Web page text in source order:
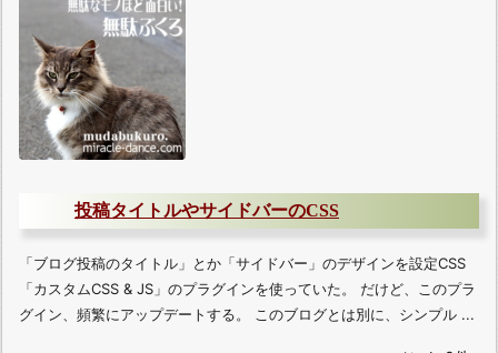
投稿タイトルやサイドバーのCSS
「ブログ投稿のタイトル」とか「サイドバー」のデザインを設定CSS
「カスタムCSS & JS」のプラグインを使っていた。 だけど、このプラ
グイン、頻繁にアップデートする。 このブログとは別に、シンプル ...